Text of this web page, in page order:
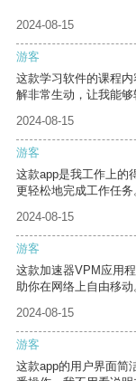
2024-08-15
游客
这款学习软件的课程
解非常生动，让我能够
2024-08-15
游客
这款app是我工作上的
更轻松地完成工作任务
2024-08-15
游客
这款加速器VPM应用
助你在网络上自由移动
2024-08-15
游客
这款app的用户界面简